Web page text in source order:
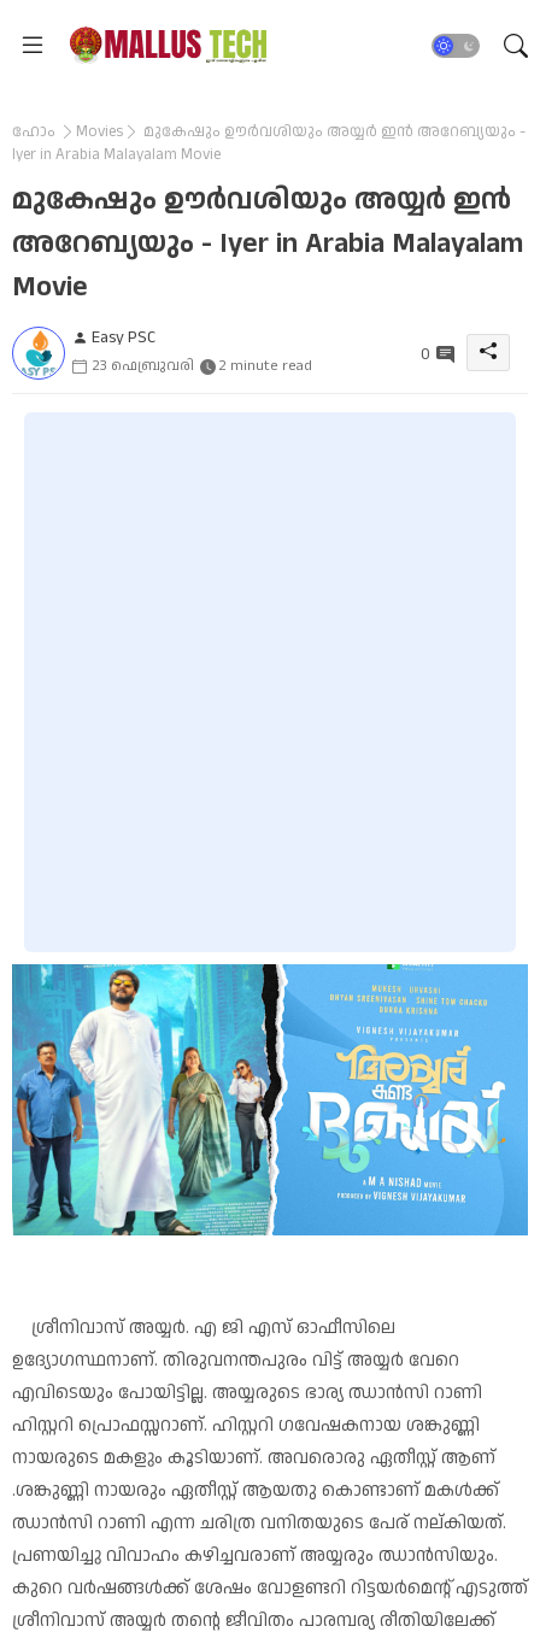
ഹോം Movies
മുകേഷും ഊർവശിയും അയ്യർ ഇൻ അറേബ്യയും -
Iyer in Arabia Malayalam Movie
മുകേഷും ഊർവശിയും അയ്യർ ഇൻ
അറേബ്യയും - Iyer in Arabia Malayalam
Movie
Easy PSC
23 ഫെബ്രുവരി 2 minute read 0
ശ്രീനിവാസ് അയ്യർ. എ ജി എസ് ഓഫീസിലെ
ഉദ്യോഗസ്ഥനാണ്. തിരുവനന്തപുരം വിട്ട് അയ്യർ വേറെ
എവിടെയും പോയിട്ടില്ല. അയ്യരുടെ ഭാര്യ ഝാൻസി റാണി
ഹിസ്റ്ററി പ്രൊഫസ്സറാണ്. ഹിസ്റ്ററി ഗവേഷകനായ ശങ്കുണ്ണി
നായരുടെ മകളും കൂടിയാണ്. അവരൊരു ഏതീസ്റ്റ് ആണ്
.ശങ്കുണ്ണി നായരും ഏതീസ്റ്റ് ആയതു കൊണ്ടാണ് മകൾക്ക്
ഝാൻസി റാണി എന്ന ചരിത്ര വനിതയുടെ പേര് നല്കിയത്.
പ്രണയിച്ചു വിവാഹം കഴിച്ചവരാണ് അയ്യരും ഝാൻസിയും.
കുറെ വർഷങ്ങൾക്ക് ശേഷം വോളണ്ടറി റിട്ടയർമെന്റ് എടുത്ത്
ശ്രീനിവാസ് അയ്യർ തന്റെ ജീവിതം പാരമ്പര്യ രീതിയിലേക്ക്